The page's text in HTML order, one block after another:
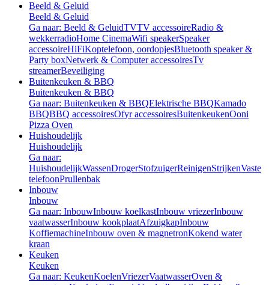
Beeld & Geluid
Beeld & Geluid
Ga naar: Beeld & GeluidTVTV accessoireRadio &
wekkerradioHome CinemaWifi speakerSpeaker
accessoireHiFiKoptelefoon, oordopjesBluetooth speaker &
Party boxNetwerk & Computer accessoiresTv
streamerBeveiliging
Buitenkeuken & BBQ
Buitenkeuken & BBQ
Ga naar: Buitenkeuken & BBQElektrische BBQKamado
BBQBBQ accessoiresOfyr accessoiresBuitenkeukenOoni
Pizza Oven
Huishoudelijk
Huishoudelijk
Ga naar:
HuishoudelijkWassenDrogerStofzuigerReinigenStrijkenVaste
telefoonPrullenbak
Inbouw
Inbouw
Ga naar: InbouwInbouw koelkastInbouw vriezerInbouw
vaatwasserInbouw kookplaatAfzuigkapInbouw
KoffiemachineInbouw oven & magnetronKokend water
kraan
Keuken
Keuken
Ga naar: KeukenKoelenVriezerVaatwasserOven &